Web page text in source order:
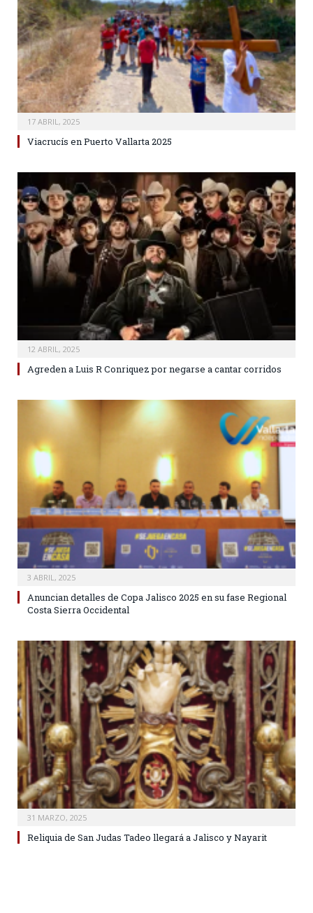
17 ABRIL, 2025
Viacrucís en Puerto Vallarta 2025
12 ABRIL, 2025
Agreden a Luis R Conriquez por negarse a cantar corridos
3 ABRIL, 2025
Anuncian detalles de Copa Jalisco 2025 en su fase Regional
Costa Sierra Occidental
31 MARZO, 2025
Reliquia de San Judas Tadeo llegará a Jalisco y Nayarit